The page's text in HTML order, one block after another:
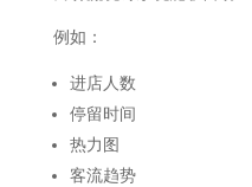
例如：
进店人数
停留时间
热力图
客流趋势